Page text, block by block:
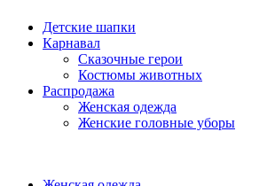
Детские шапки
Карнавал
Сказочные герои
Костюмы животных
Распродажа
Женская одежда
Женские головные уборы